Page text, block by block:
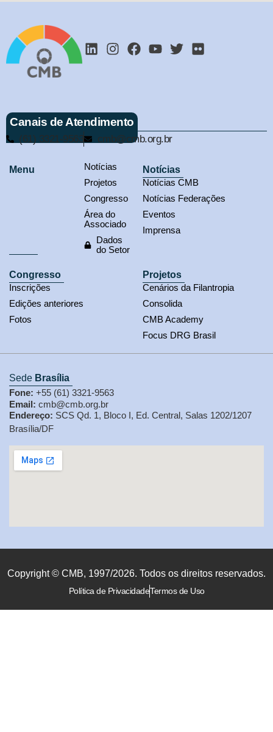
Canais de Atendimento
(61) 3321-9563 cmb@cmb.org.br
Menu
Notícias
Projetos
Congresso
Área do
Associado
Dados
do Setor
Notícias
Notícias CMB
Notícias Federações
Eventos
Imprensa
Congresso
Inscrições
Edições anteriores
Fotos
Projetos
Cenários da Filantropia
Consolida
CMB Academy
Focus DRG Brasil
Sede Brasília
Fone: +55 (61) 3321-9563
Email: cmb@cmb.org.br
Endereço: SCS Qd. 1, Bloco I, Ed. Central, Salas 1202/1207
Brasília/DF
Copyright © CMB, 1997/2026. Todos os direitos reservados.
Política de PrivacidadeTermos de Uso